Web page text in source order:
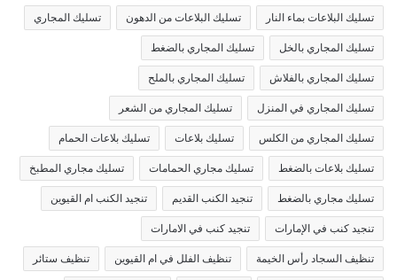
تسليك البلاعات بماء النار تسليك البلاعات من الدهون تسليك المجاري
تسليك المجاري بالخل تسليك المجاري بالضغط
تسليك المجاري بالفلاش تسليك المجاري بالملح
تسليك المجاري في المنزل تسليك المجاري من الشعر
تسليك المجاري من الكلس تسليك بلاعات تسليك بلاعات الحمام
تسليك بلاعات بالضغط تسليك مجاري الحمامات تسليك مجاري المطبخ
تسليك مجاري بالضغط تنجيد الكنب القديم تنجيد الكنب ام القيوين
تنجيد كنب في الإمارات تنجيد كنب في الامارات
تنظيف السجاد رأس الخيمة تنظيف الفلل في ام القيوين تنظيف ستائر